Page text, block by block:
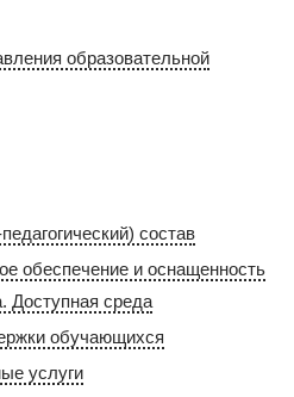
образовательной
состав
обеспечение и оснащенность
Доступная среда
обучающихся
услуги